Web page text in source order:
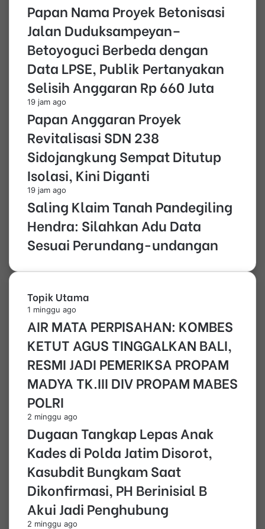
Papan Nama Proyek Betonisasi
Jalan Duduksampeyan–
Betoyoguci Berbeda dengan
Data LPSE, Publik Pertanyakan
Selisih Anggaran Rp 660 Juta
19 jam ago
Papan Anggaran Proyek
Revitalisasi SDN 238
Sidojangkung Sempat Ditutup
Isolasi, Kini Diganti
19 jam ago
Saling Klaim Tanah Pandegiling
Hendra: Silahkan Adu Data
Sesuai Perundang-undangan
Topik Utama
1 minggu ago
AIR MATA PERPISAHAN: KOMBES
KETUT AGUS TINGGALKAN BALI,
RESMI JADI PEMERIKSA PROPAM
MADYA TK.III DIV PROPAM MABES
POLRI
2 minggu ago
Dugaan Tangkap Lepas Anak
Kades di Polda Jatim Disorot,
Kasubdit Bungkam Saat
Dikonfirmasi, PH Berinisial B
Akui Jadi Penghubung
2 minggu ago